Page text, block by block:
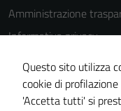
Amministrazione
Informativa privacy
Cookie Policy
Note legali
Dichiarazione di
Questo sito utilizza
cookie di
'Accetta tutti' si